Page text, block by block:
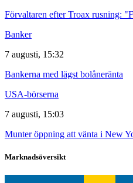
Förvaltaren efter Troax rusning:
Banker
7 augusti, 15:32
Bankerna med lägst bolåneränta
USA-börserna
7 augusti, 15:03
Munter öppning att vänta i New
Marknadsöversikt